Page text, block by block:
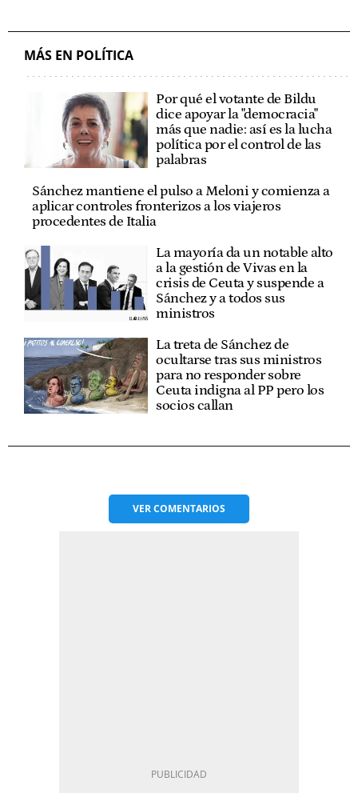
MÁS EN POLÍTICA
Por qué el votante de Bildu
dice apoyar la "democracia"
más que nadie: así es la lucha
política por el control de las
palabras
Sánchez mantiene el pulso a Meloni y comienza a
aplicar controles fronterizos a los viajeros
procedentes de Italia
La mayoría da un notable alto
a la gestión de Vivas en la
crisis de Ceuta y suspende a
Sánchez y a todos sus
ministros
La treta de Sánchez de
ocultarse tras sus ministros
para no responder sobre
Ceuta indigna al PP pero los
socios callan
VERCOMENTARIOS